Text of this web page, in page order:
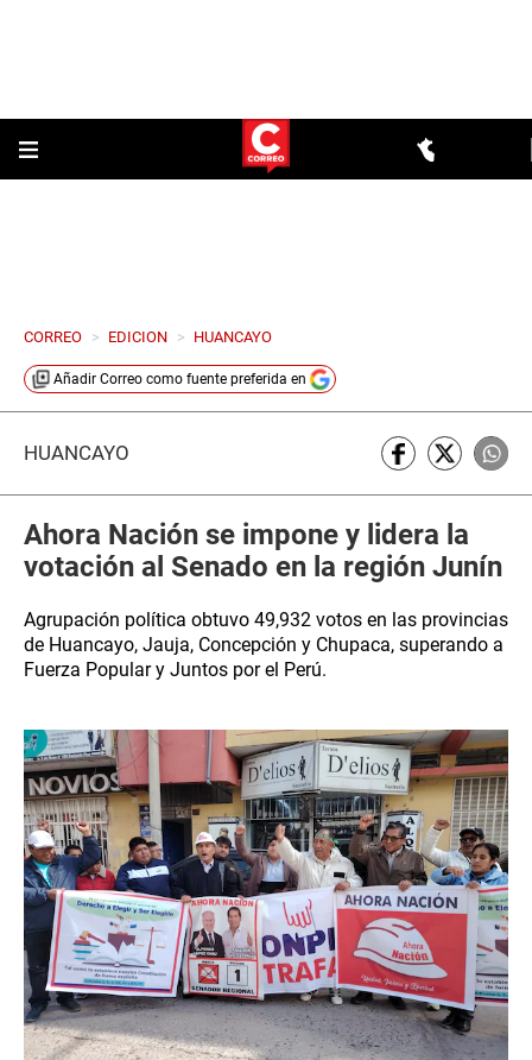
CORREO > EDICION > HUANCAYO
Añadir Correo como fuente preferida en
HUANCAYO
Ahora Nación se impone y lidera la
votación al Senado en la región Junín
Agrupación política obtuvo 49,932 votos en las provincias
de Huancayo, Jauja, Concepción y Chupaca, superando a
Fuerza Popular y Juntos por el Perú.